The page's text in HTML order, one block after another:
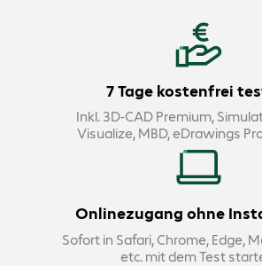
7 Tage kostenfrei
Inkl. 3D-CAD Premium,
Visualize, MBD, eDrawings
Onlinezugang ohne
Sofort in Safari, Chrome, Edge,
etc. mit dem Test